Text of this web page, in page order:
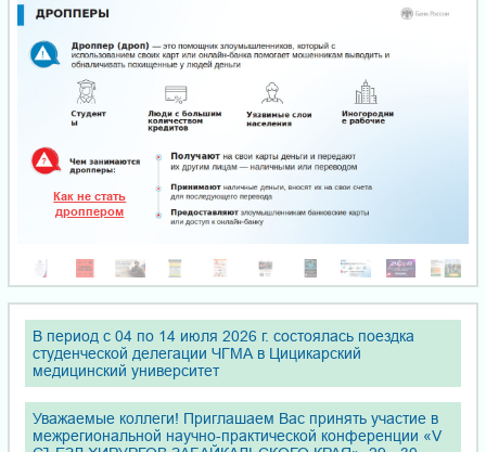
Как не стать
дроппером
В период с 04 по 14 июля 2026 г. состоялась поездка
студенческой делегации ЧГМА в Цицикарский
медицинский университет
Уважаемые коллеги! Приглашаем Вас принять участие в
межрегиональной научно-практической конференции «V